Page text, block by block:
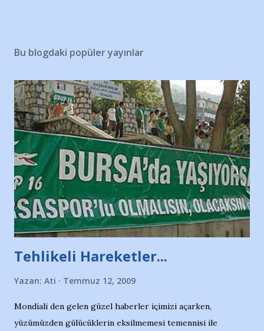
Bu blogdaki popüler yayınlar
Tehlikeli Hareketler...
Yazan: Ati Temmuz 12, 2009
Mondiali den gelen güzel haberler içimizi açarken,
yüzümüzden gülücüklerin eksilmemesi temennisi ile